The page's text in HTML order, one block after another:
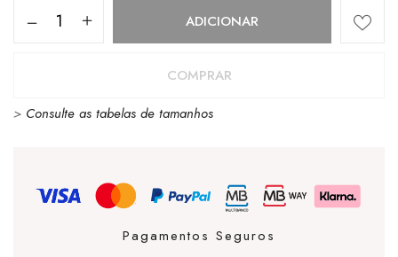
Quantidade
Rug
ADICIONAR
COMPRAR
> Consulte as tabelas de tamanhos
Pagamentos Seguros